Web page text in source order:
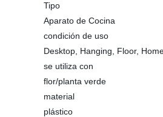
Tipo
Aparato de Cocina
condición de uso
Desktop, Hanging, Floor,
se utiliza con
flor/planta verde
material
plástico